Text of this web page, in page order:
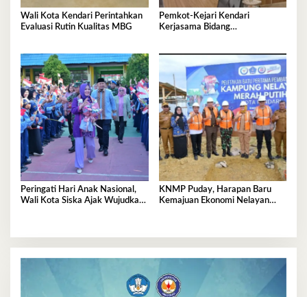
Wali Kota Kendari Perintahkan
Evaluasi Rutin Kualitas MBG
Pemkot-Kejari Kendari
Kerjasama Bidang
Peringati Hari Anak Nasional,
Wali Kota Siska Ajak Wujudkan
KNMP Puday, Harapan Baru
Kemajuan Ekonomi Nelayan